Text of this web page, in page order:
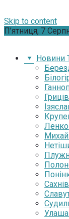
Skip to content
П’ятниця, 7
Новини